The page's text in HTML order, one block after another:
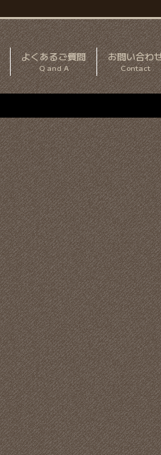
よくあるご質問
Q and A
お問い合わ
Contact